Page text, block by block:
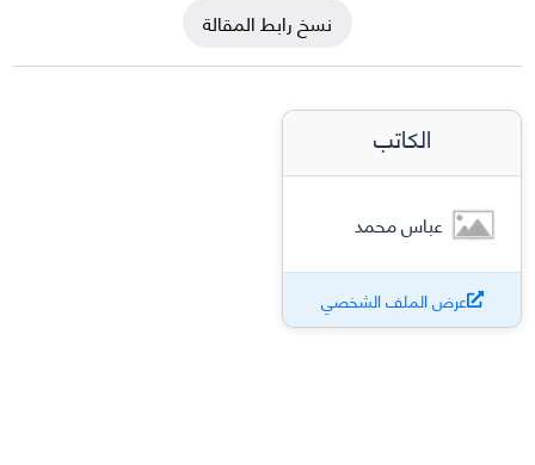
نسخ رابط المقالة
الكاتب
عباس محمد
عرض الملف الشخصي